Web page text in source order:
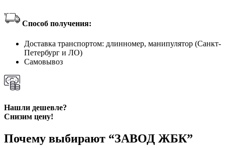
Способ получения:
Доставка транспортом: длинномер, манипулятор (Санкт-
Петербург и ЛО)
Самовывоз
Нашли дешевле?
Снизим цену!
Почему выбирают “ЗАВОД ЖБК”